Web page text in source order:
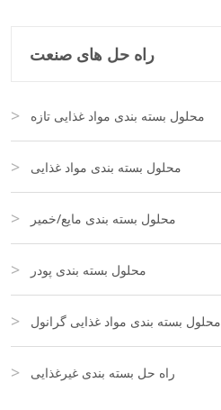
راه حل های صنعت
محلول بسته بندی مواد غذایی تازه
محلول بسته بندی مواد غذایی
محلول بسته بندی مایع/خمیر
محلول بسته بندی پودر
محلول بسته بندی مواد غذایی گرانول
راه حل بسته بندی غیرغذایی